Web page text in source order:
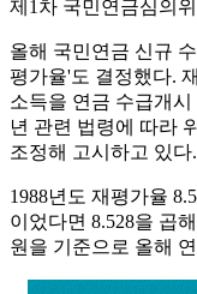
제1차 국민연금심의
올해 국민연금 신규
평가율'도 결정했다.
소득을 연금 수급개
년 관련 법령에 따라
조정해 고시하고 있다.
1988년도 재평가율
이었다면 8.528을 곱
원을 기준으로 올해